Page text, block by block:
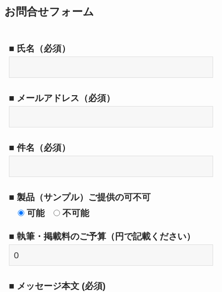
お問合せフォーム
■ 氏名（必須）
■ メールアドレス（必須）
■ 件名（必須）
■ 製品（サンプル）ご提供の可不可
可能
不可能
■ 執筆・掲載料のご予算（円で記載ください）
■ メッセージ本文 (必須)